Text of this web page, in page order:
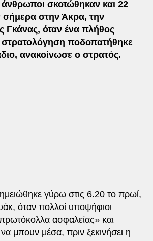
άνθρωποι σκοτώθηκαν και 22
σήμερα στην Άκρα, την
Γκάνας, όταν ένα πλήθος
ποδοπατήθηκε
ανακοίνωσε ο στρατός.
γύρω στις 6.20 το πρωί,
όταν πολλοί υποψήφιοι
ασφαλείας» και
μπουν μέσα, πριν ξεκινήσει η